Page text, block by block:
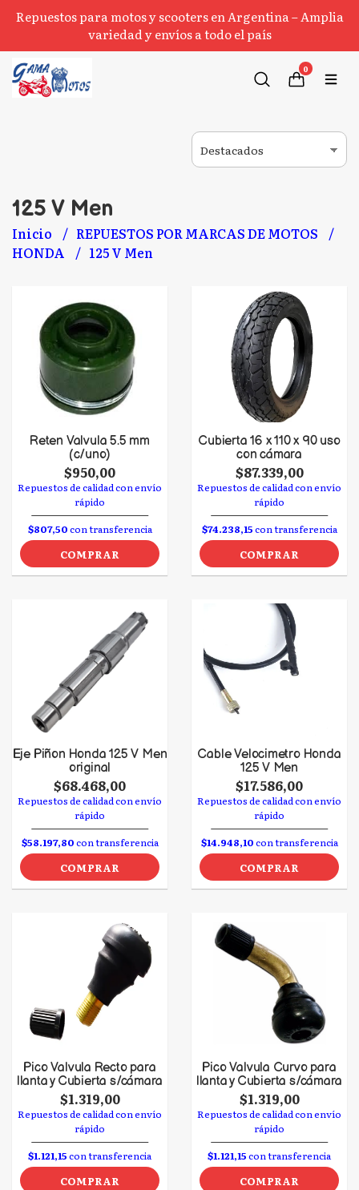
Repuestos para motos y scooters en Argentina – Amplia
variedad y envíos a todo el país
0
125 V Men
Inicio
REPUESTOS POR MARCAS DE MOTOS
HONDA
125 V Men
Reten Valvula 5.5 mm
(c/uno)
$950,00
Repuestos de calidad con envío
rápido
$807,50con transferencia
COMPRAR
Cubierta 16 x 110 x 90 uso
con cámara
$87.339,00
Repuestos de calidad con envío
rápido
$74.238,15con transferencia
COMPRAR
Eje Piñon Honda 125 V Men
original
$68.468,00
Repuestos de calidad con envío
rápido
$58.197,80con transferencia
COMPRAR
Cable Velocimetro Honda
125 V Men
$17.586,00
Repuestos de calidad con envío
rápido
$14.948,10con transferencia
COMPRAR
Pico Valvula Recto para
llanta y Cubierta s/cámara
$1.319,00
Repuestos de calidad con envío
rápido
$1.121,15con transferencia
COMPRAR
Pico Valvula Curvo para
llanta y Cubierta s/cámara
$1.319,00
Repuestos de calidad con envío
rápido
$1.121,15con transferencia
COMPRAR